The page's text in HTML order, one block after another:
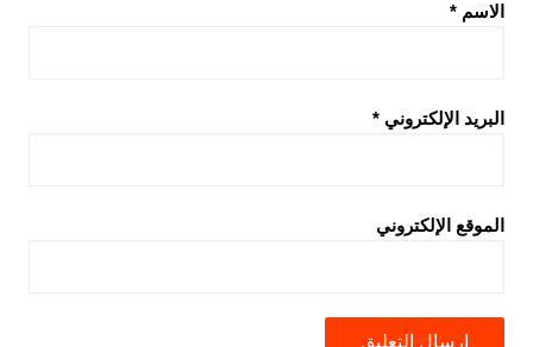
الاسم *
البريد الإلكتروني *
الموقع الإلكتروني